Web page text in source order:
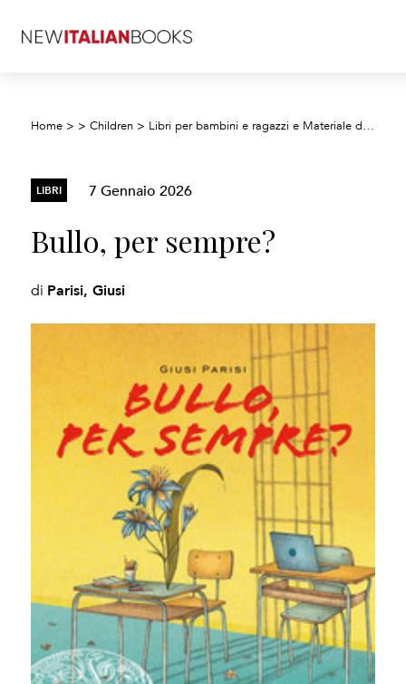
Home > >Children > Libri per bambini e ragazzi e Materiale didattico
LIBRI 7 Gennaio 2026
Bullo, per sempre?
di Parisi, Giusi